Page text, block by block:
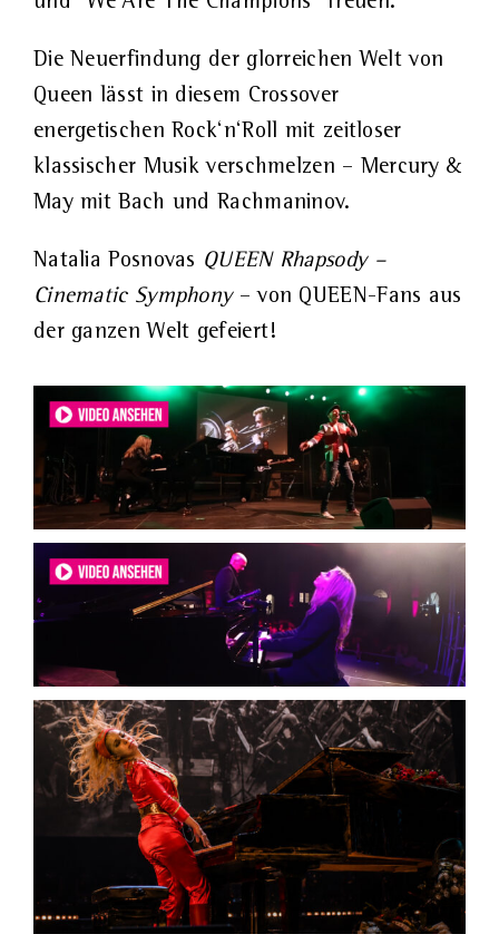
Die Neuerfindung der glorreichen Welt von
Queen lässt in diesem Crossover
energetischen Rock‘n‘Roll mit zeitloser
klassischer Musik verschmelzen – Mercury &
May mit Bach und Rachmaninov.
Natalia Posnovas QUEEN Rhapsody –
Cinematic Symphony – von QUEEN-Fans aus
der ganzen Welt gefeiert!